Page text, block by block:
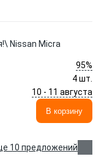
Nissan Micra
95%
4 шт.
10 - 11 августа
В корзину
10 предложений